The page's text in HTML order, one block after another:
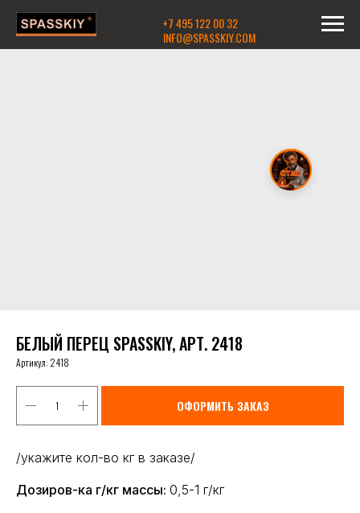
INFO@SPASSKIY.COM
+7 495 122 00 32
БЕЛЫЙ ПЕРЕЦ SPASSKIY, АРТ. 2418
Артикул: 2418
ОФОРМИТЬ ЗАКАЗ
/укажите кол-во кг в заказе/
Дозиров-ка г/кг массы: 0,5-1 г/кг